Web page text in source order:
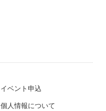
イベント申込
個人情報について